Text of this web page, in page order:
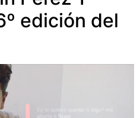
edición del